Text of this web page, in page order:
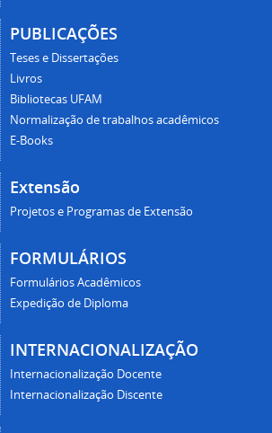
PUBLICAÇÕES
Teses e Dissertações
Livros
Bibliotecas UFAM
Normalização de trabalhos acadêmicos
E-Books
Extensão
Projetos e Programas de Extensão
FORMULÁRIOS
Formulários Acadêmicos
Expedição de Diploma
INTERNACIONALIZAÇÃO
Internacionalização Docente
Internacionalização Discente